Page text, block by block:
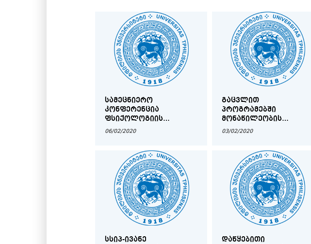
ᲡᲐᲛᲔᲪᲜᲘᲔᲠᲝ
ᲙᲝᲜᲤᲔᲠᲔᲜᲪᲘᲐ
ᲤᲡᲘᲥᲝᲚᲝᲒᲘᲘᲡ
ᲡᲐᲔᲠᲗᲐᲨᲝᲠᲘᲡᲝ ᲓᲦᲘᲡ
06/02/2020
ᲒᲐᲪᲕᲚᲘᲗ
ᲞᲠᲝᲒᲠᲐᲛᲔᲑᲨᲘ
ᲛᲝᲜᲐᲬᲘᲚᲔᲝᲑᲘᲡ
ᲛᲡᲣᲠᲕᲔᲚ ᲡᲢᲣᲓᲔᲜᲢᲗᲐ
03/02/2020
ᲡᲡᲘᲞ-ᲘᲕᲐᲜᲔ
ᲓᲐᲬᲧᲔᲑᲘᲗᲘ